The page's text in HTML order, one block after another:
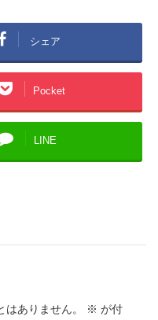
シェア
Pocket
LINE
ありません。 ※ が付